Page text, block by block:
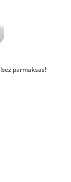
bez pārmaksas!